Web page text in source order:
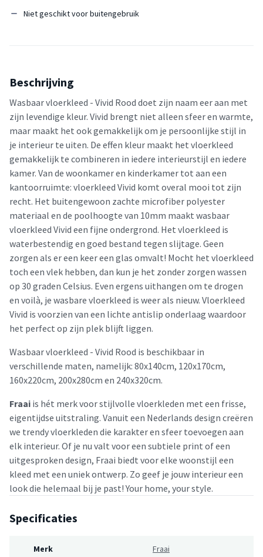
Niet geschikt voor buitengebruik
Beschrijving
Wasbaar vloerkleed - Vivid Rood doet zijn naam eer aan met
zijn levendige kleur. Vivid brengt niet alleen sfeer en warmte,
maar maakt het ook gemakkelijk om je persoonlijke stijl in
je interieur te uiten. De effen kleur maakt het vloerkleed
gemakkelijk te combineren in iedere interieurstijl en iedere
kamer. Van de woonkamer en kinderkamer tot aan een
kantoorruimte: vloerkleed Vivid komt overal mooi tot zijn
recht. Het buitengewoon zachte microfiber polyester
materiaal en de poolhoogte van 10mm maakt wasbaar
vloerkleed Vivid een fijne ondergrond. Het vloerkleed is
waterbestendig en goed bestand tegen slijtage. Geen
zorgen als er een keer een glas omvalt! Mocht het vloerkleed
toch een vlek hebben, dan kun je het zonder zorgen wassen
op 30 graden Celsius. Even ergens uithangen om te drogen
en voilà, je wasbare vloerkleed is weer als nieuw. Vloerkleed
Vivid is voorzien van een lichte antislip onderlaag waardoor
het perfect op zijn plek blijft liggen.
Wasbaar vloerkleed - Vivid Rood is beschikbaar in
verschillende maten, namelijk: 80x140cm, 120x170cm,
160x220cm, 200x280cm en 240x320cm.
Fraai is hét merk voor stijlvolle vloerkleden met een frisse,
eigentijdse uitstraling. Vanuit een Nederlands design creëren
we trendy vloerkleden die karakter en sfeer toevoegen aan
elk interieur. Of je nu valt voor een subtiele print of een
uitgesproken design, Fraai biedt voor elke woonstijl een
kleed met een uniek ontwerp. Zo geef je jouw interieur een
look die helemaal bij je past! Your home, your style.
Specificaties
Merk Fraai